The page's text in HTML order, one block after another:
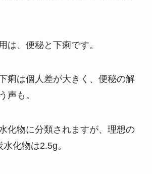
は、便秘と下痢です。
痢は個人差が大きく、便秘の解
声も。
化物に分類されますが、理想の
化物は2.5g。